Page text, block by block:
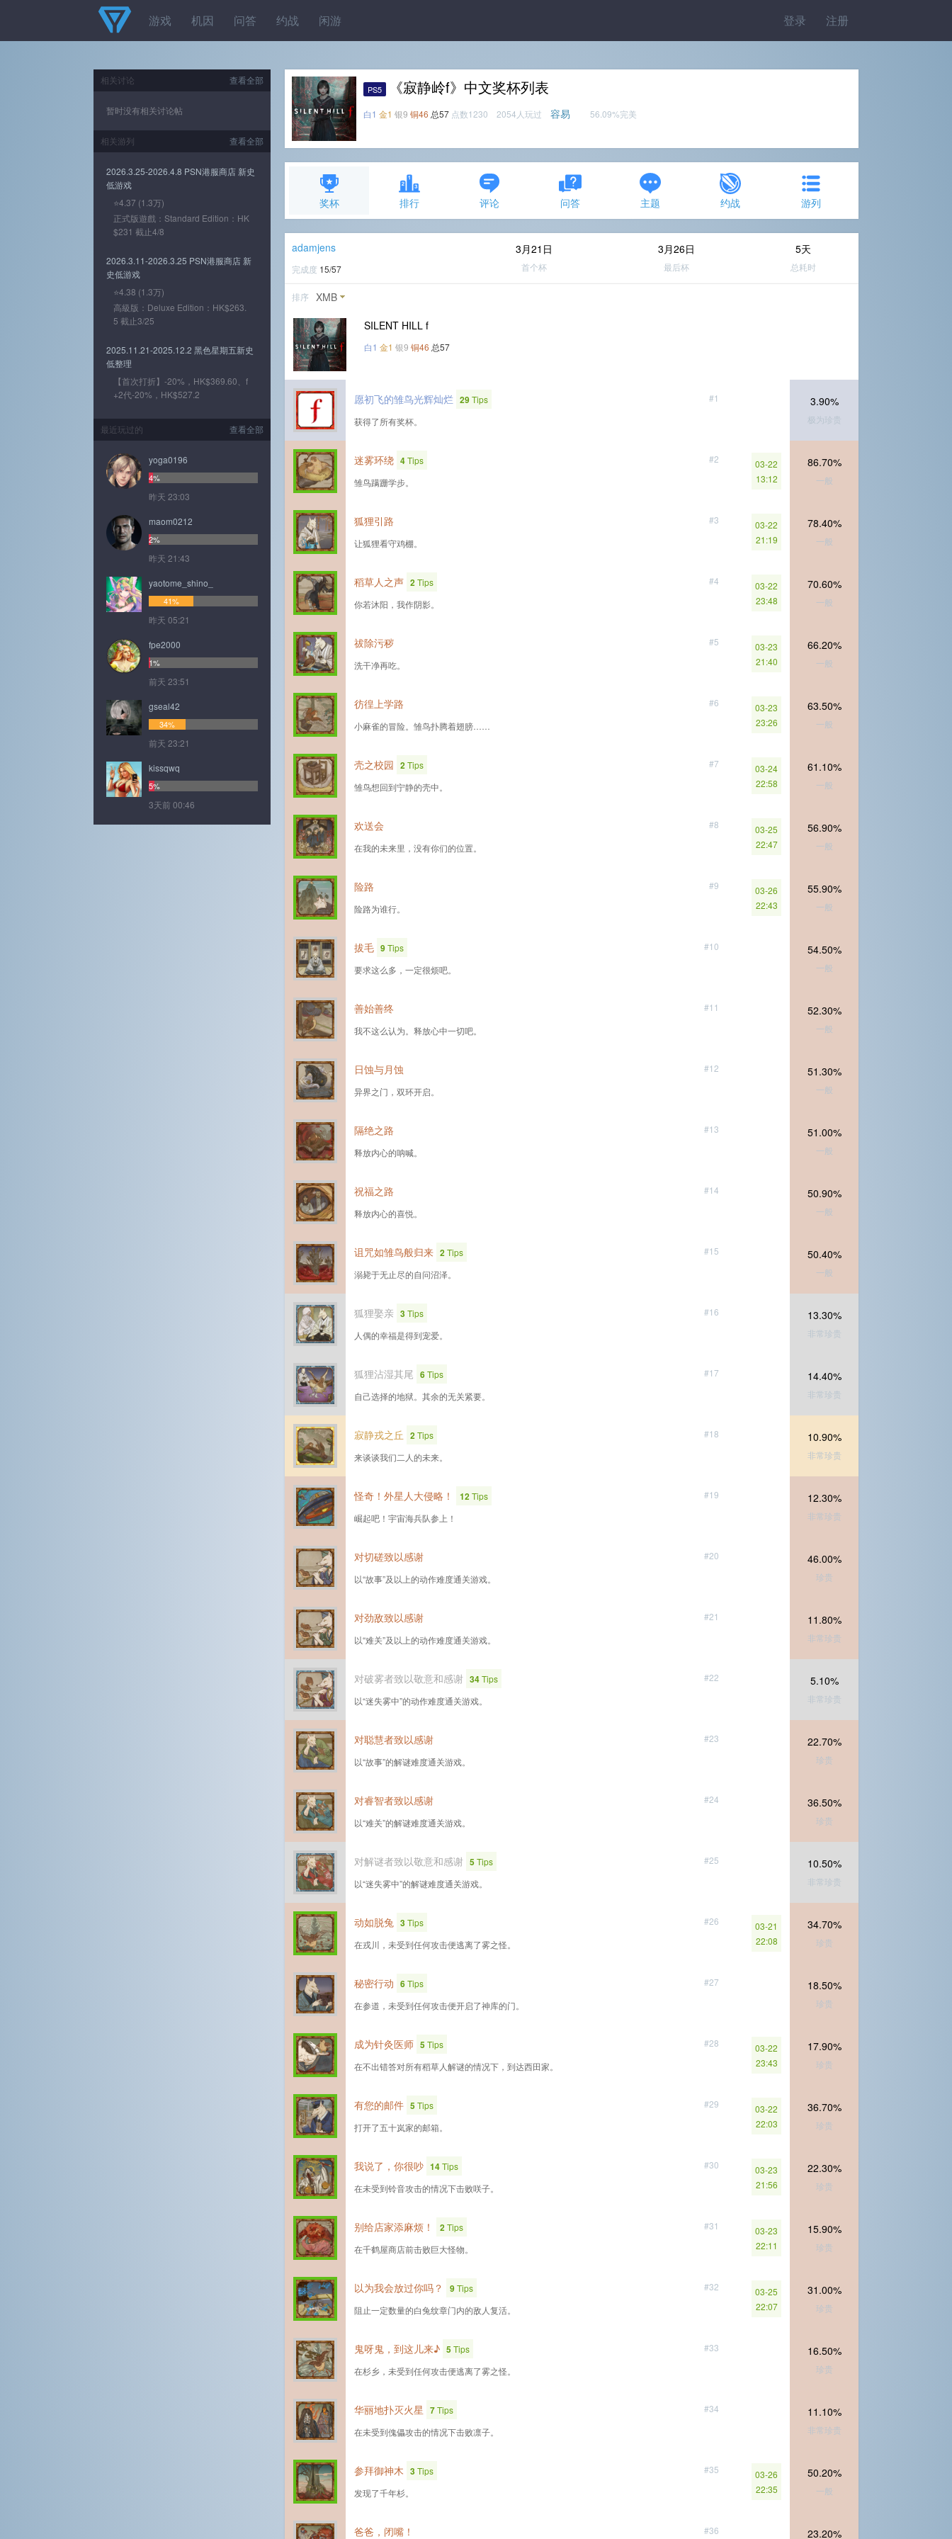
登录 注册
游戏 机因 问答 约战 闲游
PS5 《寂静岭f》中文奖杯列表
白1 金1 银9 铜46 总57 点数1230 2054人玩过 容易 56.09%完美
奖杯 排行 评论 问答 主题 约战 游列
adamjens
完成度 15/57
3月21日
首个杯
3月26日
最后杯
5天
总耗时
排序 XMB
SILENT HILL f
白1 金1 银9 铜46 总57
#1
愿初飞的雏鸟光辉灿烂 29Tips
获得了所有奖杯。
3.90%
极为珍贵
#2
迷雾环绕 4Tips
雏鸟蹒跚学步。
03-22
13:12
86.70%
一般
#3
狐狸引路
让狐狸看守鸡棚。
03-22
21:19
78.40%
一般
#4
稻草人之声 2Tips
你若沐阳，我作阴影。
03-22
23:48
70.60%
一般
#5
祓除污秽
洗干净再吃。
03-23
21:40
66.20%
一般
#6
彷徨上学路
小麻雀的冒险。雏鸟扑腾着翅膀……
03-23
23:26
63.50%
一般
#7
壳之校园 2Tips
雏鸟想回到宁静的壳中。
03-24
22:58
61.10%
一般
#8
欢送会
在我的未来里，没有你们的位置。
03-25
22:47
56.90%
一般
#9
险路
险路为谁行。
03-26
22:43
55.90%
一般
#10
拔毛 9Tips
要求这么多，一定很烦吧。
54.50%
一般
#11
善始善终
我不这么认为。释放心中一切吧。
52.30%
一般
#12
日蚀与月蚀
异界之门，双环开启。
51.30%
一般
#13
隔绝之路
释放内心的呐喊。
51.00%
一般
#14
祝福之路
释放内心的喜悦。
50.90%
一般
#15
诅咒如雏鸟般归来 2Tips
溺毙于无止尽的自问沼泽。
50.40%
一般
#16
狐狸娶亲 3Tips
人偶的幸福是得到宠爱。
13.30%
非常珍贵
#17
狐狸沾湿其尾 6Tips
自己选择的地狱。其余的无关紧要。
14.40%
非常珍贵
#18
寂静戎之丘 2Tips
来谈谈我们二人的未来。
10.90%
非常珍贵
#19
怪奇！外星人大侵略！ 12Tips
崛起吧！宇宙海兵队参上！
12.30%
非常珍贵
#20
对切磋致以感谢
以“故事”及以上的动作难度通关游戏。
46.00%
珍贵
#21
对劲敌致以感谢
以“难关”及以上的动作难度通关游戏。
11.80%
非常珍贵
#22
对破雾者致以敬意和感谢 34Tips
以“迷失雾中”的动作难度通关游戏。
5.10%
非常珍贵
#23
对聪慧者致以感谢
以“故事”的解谜难度通关游戏。
22.70%
珍贵
#24
对睿智者致以感谢
以“难关”的解谜难度通关游戏。
36.50%
珍贵
#25
对解谜者致以敬意和感谢 5Tips
以“迷失雾中”的解谜难度通关游戏。
10.50%
非常珍贵
#26
动如脱兔 3Tips
在戎川，未受到任何攻击便逃离了雾之怪。
03-21
22:08
34.70%
珍贵
#27
秘密行动 6Tips
在参道，未受到任何攻击便开启了神库的门。
18.50%
珍贵
#28
成为针灸医师 5Tips
在不出错答对所有稻草人解谜的情况下，到达西田家。
03-22
23:43
17.90%
珍贵
#29
有您的邮件 5Tips
打开了五十岚家的邮箱。
03-22
22:03
36.70%
珍贵
#30
我说了，你很吵 14Tips
在未受到铃音攻击的情况下击败咲子。
03-23
21:56
22.30%
珍贵
#31
别给店家添麻烦！ 2Tips
在千鹤屋商店前击败巨大怪物。
03-23
22:11
15.90%
珍贵
#32
以为我会放过你吗？ 9Tips
阻止一定数量的白兔纹章门内的敌人复活。
03-25
22:07
31.00%
珍贵
#33
鬼呀鬼，到这儿来♪ 5Tips
在杉乡，未受到任何攻击便逃离了雾之怪。
16.50%
珍贵
#34
华丽地扑灭火星 7Tips
在未受到傀儡攻击的情况下击败凛子。
11.10%
非常珍贵
#35
参拜御神木 3Tips
发现了千年杉。
03-26
22:35
50.20%
一般
#36
爸爸，闭嘴！ 23.20%
查看全部
相关讨论
暂时没有相关讨论帖
查看全部
相关游列
2026.3.25-2026.4.8 PSN港服商店 新史
低游戏
⭐4.37 (1.3万)
正式版遊戲：Standard Edition：HK
$231 截止4/8
2026.3.11-2026.3.25 PSN港服商店 新
史低游戏
⭐4.38 (1.3万)
高級版：Deluxe Edition：HK$263.
5 截止3/25
2025.11.21-2025.12.2 黑色星期五新史
低整理
【首次打折】-20%，HK$369.60、f
+2代-20%，HK$527.2
查看全部
最近玩过的
yoga0196
4%
昨天 23:03
maom0212
2%
昨天 21:43
yaotome_shino_
41%
昨天 05:21
fpe2000
1%
前天 23:51
gseal42
34%
前天 23:21
kissqwq
5%
3天前 00:46